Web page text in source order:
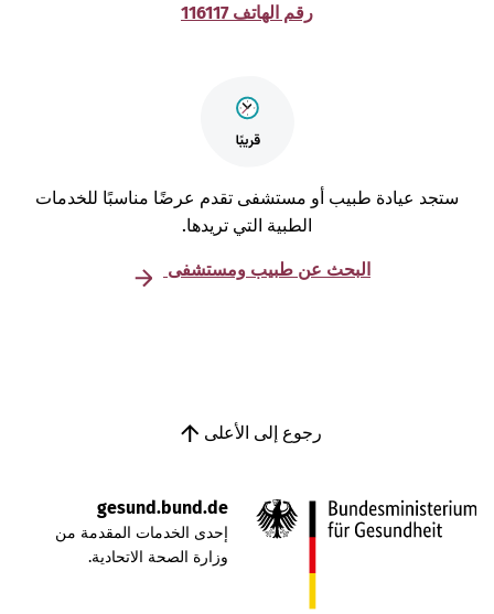
رقم الهاتف 116117
عيادة طبيب أو مستشفى تقدم عرضًا مناسبًا للخدمات
الطبية التي تريدها.
البحث عن طبيب ومستشفى
رجوع إلى الأعلى
gesund.bund.de
إحدى الخدمات المقدمة من
وزارة الصحة الاتحادية.